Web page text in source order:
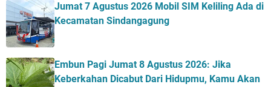
Jumat 7 Agustus 2026 Mobil SIM Keliling Ada di
Kecamatan Sindangagung
Embun Pagi Jumat 8 Agustus 2026: Jika
Keberkahan Dicabut Dari Hidupmu, Kamu Akan